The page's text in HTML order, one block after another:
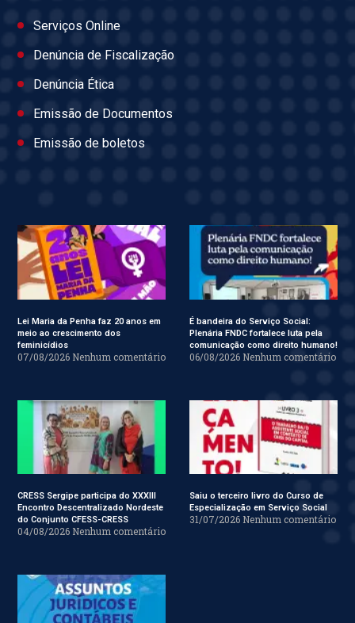
Serviços Online
Denúncia de Fiscalização
Denúncia Ética
Emissão de Documentos
Emissão de boletos
Lei Maria da Penha faz 20 anos em
meio ao crescimento dos
feminicídios
07/08/2026 Nenhum comentário
É bandeira do Serviço Social:
Plenária FNDC fortalece luta pela
comunicação como direito humano!
06/08/2026 Nenhum comentário
CRESS Sergipe participa do XXXIII
Encontro Descentralizado Nordeste
do Conjunto CFESS-CRESS
04/08/2026 Nenhum comentário
Saiu o terceiro livro do Curso de
Especialização em Serviço Social
31/07/2026 Nenhum comentário